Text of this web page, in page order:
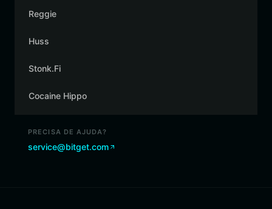
Reggie
Huss
Stonk.Fi
Cocaine Hippo
PRECISA DE AJUDA?
service@bitget.com